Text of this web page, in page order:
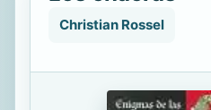
Christian Rossel